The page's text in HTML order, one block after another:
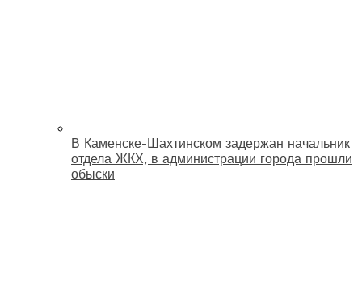
В Каменске-Шахтинском задержан начальник
отдела ЖКХ, в администрации города прошли
обыски